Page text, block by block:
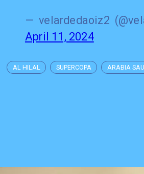
— velardedaoiz2
April 11, 2024
AL HILAL SUPERCOPA ARABIA